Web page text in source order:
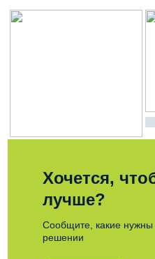
Хочется,
лучше?
Сообщите, какие нужны
решении